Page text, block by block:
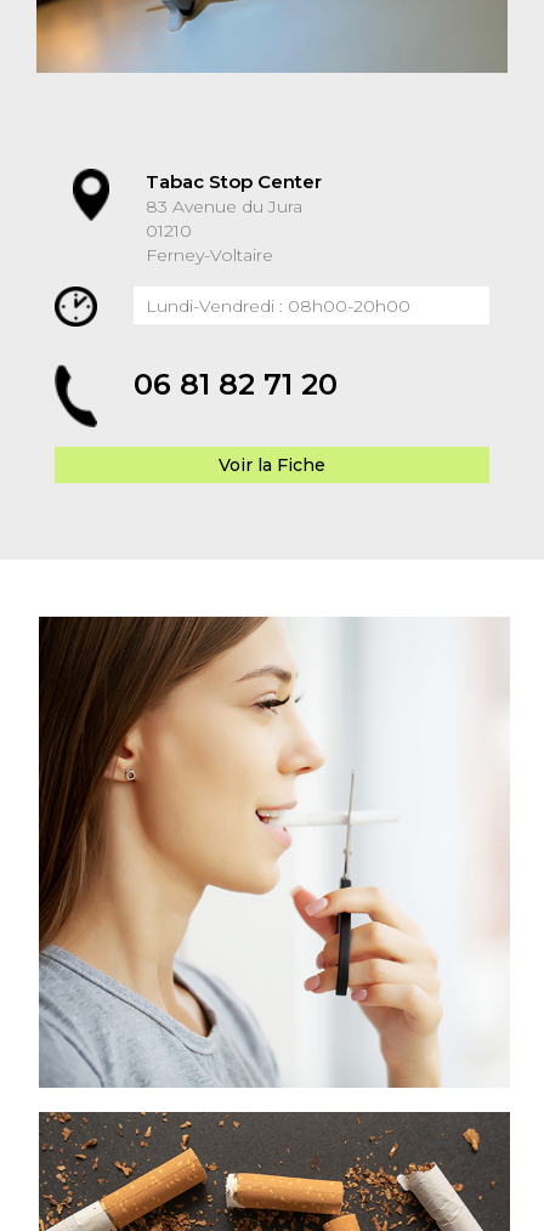
Tabac Stop Center
83 Avenue du Jura
01210
Ferney-Voltaire
Lundi-Vendredi : 08h00-20h00
06 81 82 71 20
Voir la Fiche